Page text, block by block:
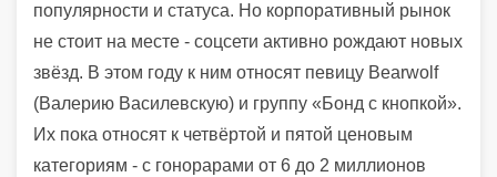
популярности и статуса. Но корпоративный рынок
не стоит на месте - соцсети активно рождают новых
звёзд. В этом году к ним относят певицу Bearwolf
(Валерию Василевскую) и группу «Бонд с кнопкой».
Их пока относят к четвёртой и пятой ценовым
категориям - с гонорарами от 6 до 2 миллионов